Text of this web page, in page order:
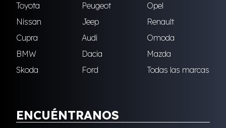
Toyota
Peugeot
Opel
Nissan
Jeep
Renault
Cupra
Audi
Omoda
BMW
Dacia
Mazda
Skoda
Ford Todas las marcas
ENCUÉNTRANOS